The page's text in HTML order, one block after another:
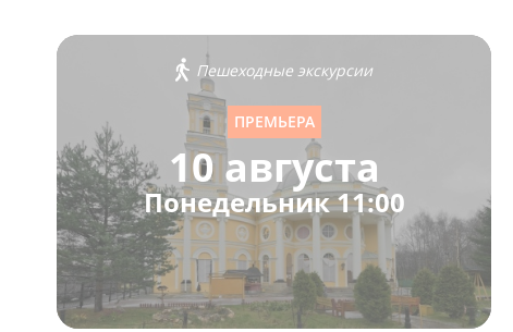
Пешеходные экскурсии
ПРЕМЬЕРА
10 августа
Понедельник 11:00